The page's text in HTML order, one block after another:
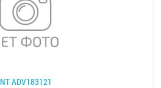
ADV183121